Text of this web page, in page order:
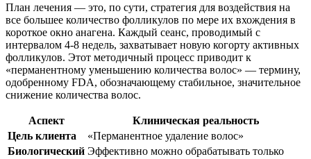
План лечения — это, по сути, стратегия для воздействия на
все большее количество фолликулов по мере их вхождения в
короткое окно анагена. Каждый сеанс, проводимый с
интервалом 4-8 недель, захватывает новую когорту активных
фолликулов. Этот методичный процесс приводит к
«перманентному уменьшению количества волос» — термину,
одобренному FDA, обозначающему стабильное, значительное
снижение количества волос.
Аспект
Клиническая реальность
Цель клиента
«Перманентное удаление волос»
Биологический Эффективно можно обрабатывать только